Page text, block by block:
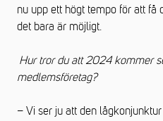
nu upp ett högt tempo för att få
det bara är möjligt.
Hur tror du att 2024 kommer
medlemsföretag?
– Vi ser ju att den